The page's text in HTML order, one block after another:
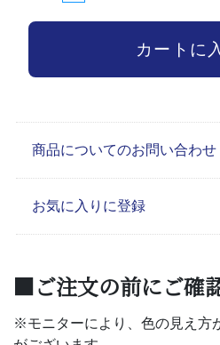
商品についてのお問い合わせ
お気に入りに登録
■ご注文の前にご確
※モニターにより、色の見え方